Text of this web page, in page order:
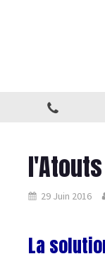
29 Juin 2016
La